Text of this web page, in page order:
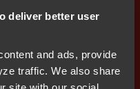
deliver better user
and ads, provide
traffic. We also share